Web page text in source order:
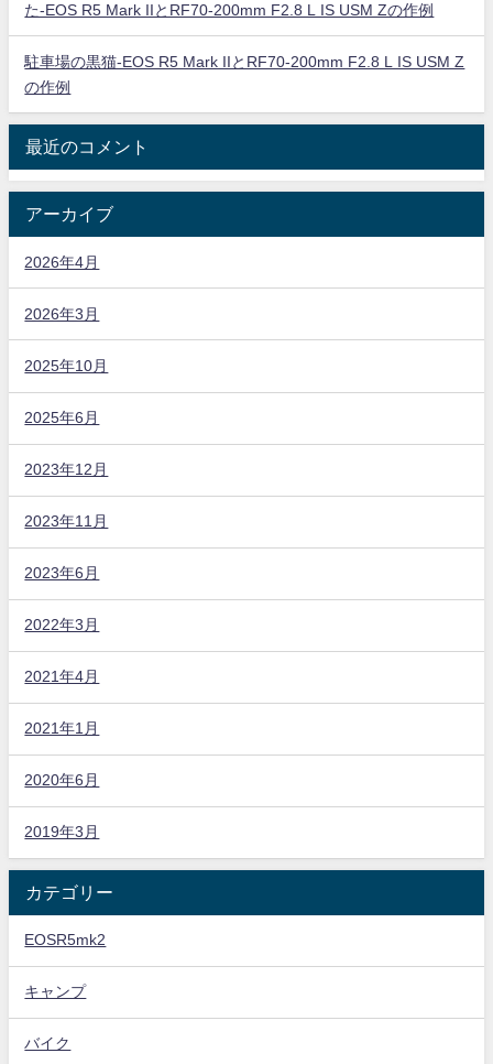
た-EOS R5 Mark IIとRF70-200mm F2.8 L IS USM Zの作例
駐車場の黒猫-EOS R5 Mark IIとRF70-200mm F2.8 L IS USM Z
の作例
最近のコメント
アーカイブ
2026年4月
2026年3月
2025年10月
2025年6月
2023年12月
2023年11月
2023年6月
2022年3月
2021年4月
2021年1月
2020年6月
2019年3月
カテゴリー
EOSR5mk2
キャンプ
バイク